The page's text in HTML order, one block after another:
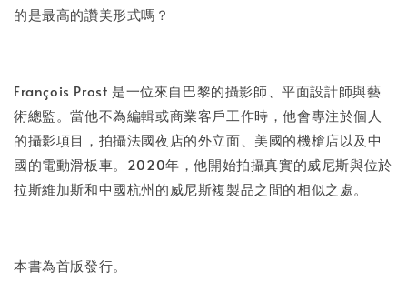
的是最高的讚美形式嗎？
François Prost 是一位來自巴黎的攝影師、平面設計師與藝
術總監。當他不為編輯或商業客戶工作時，他會專注於個人
的攝影項目，拍攝法國夜店的外立面、美國的機槍店以及中
國的電動滑板車。2020年，他開始拍攝真實的威尼斯與位於
拉斯維加斯和中國杭州的威尼斯複製品之間的相似之處。
本書為首版發行。